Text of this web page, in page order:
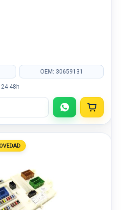
OEM: 30659131
48h